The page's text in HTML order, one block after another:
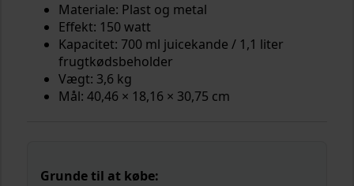
Materiale: Plast og metal
Effekt: 150 watt
Kapacitet: 700 ml juicekande / 1,1 liter
frugtkødsbeholder
Vægt: 3,6 kg
Mål: 40,46 × 18,16 × 30,75 cm
Grunde til at købe: